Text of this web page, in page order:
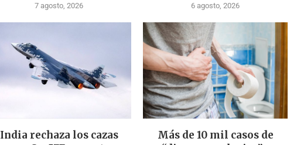
7 agosto, 2026 6 agosto, 2026
India rechaza los cazas
Más de 10 mil casos de